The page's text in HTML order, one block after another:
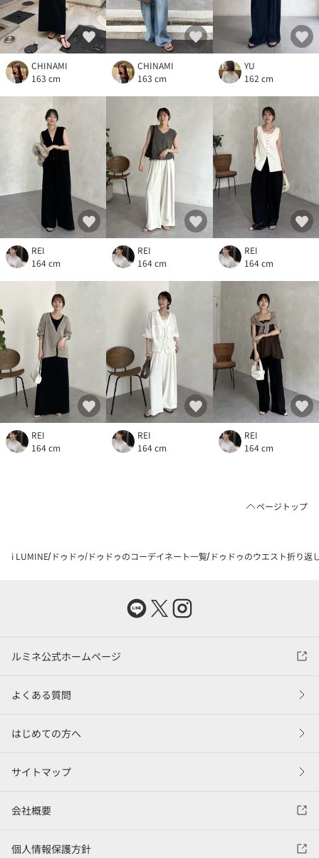
CHINAMI
163 cm
CHINAMI
163 cm
YU
162 cm
REI
164 cm
REI
164 cm
REI
164 cm
REI
164 cm
REI
164 cm
REI
164 cm
ページトップ
i LUMINE ドゥドゥ ドゥドゥのコーデイネート一覧 ドゥドゥのウエスト折り返
ルミネ公式ホームページ
よくある質問
はじめての方へ
サイトマップ
会社概要
個人情報保護方針